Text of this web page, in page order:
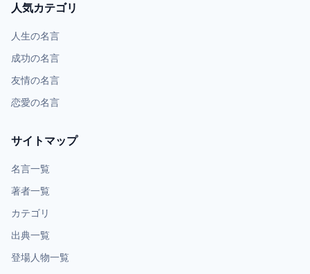
人気カテゴリ
人生の名言
成功の名言
友情の名言
恋愛の名言
サイトマップ
名言一覧
著者一覧
カテゴリ
出典一覧
登場人物一覧